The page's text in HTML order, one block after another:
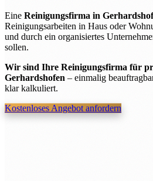
Eine Reinigungsfirma in
Reinigungsarbeiten in Haus oder
und durch ein organisiertes
sollen.
Wir sind Ihre Reinigungsfirma für
Gerhardshofen – einmalig
klar kalkuliert.
Kostenloses Angebot anfordern